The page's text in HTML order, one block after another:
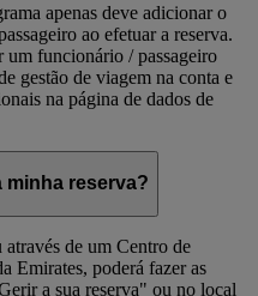
apenas deve adicionar o
ao efetuar a reserva.
um funcionário / passageiro
gestão de viagem na conta e
na página de dados de
minha reserva?
através de um Centro de
Emirates, poderá fazer as
a sua reserva" ou no local